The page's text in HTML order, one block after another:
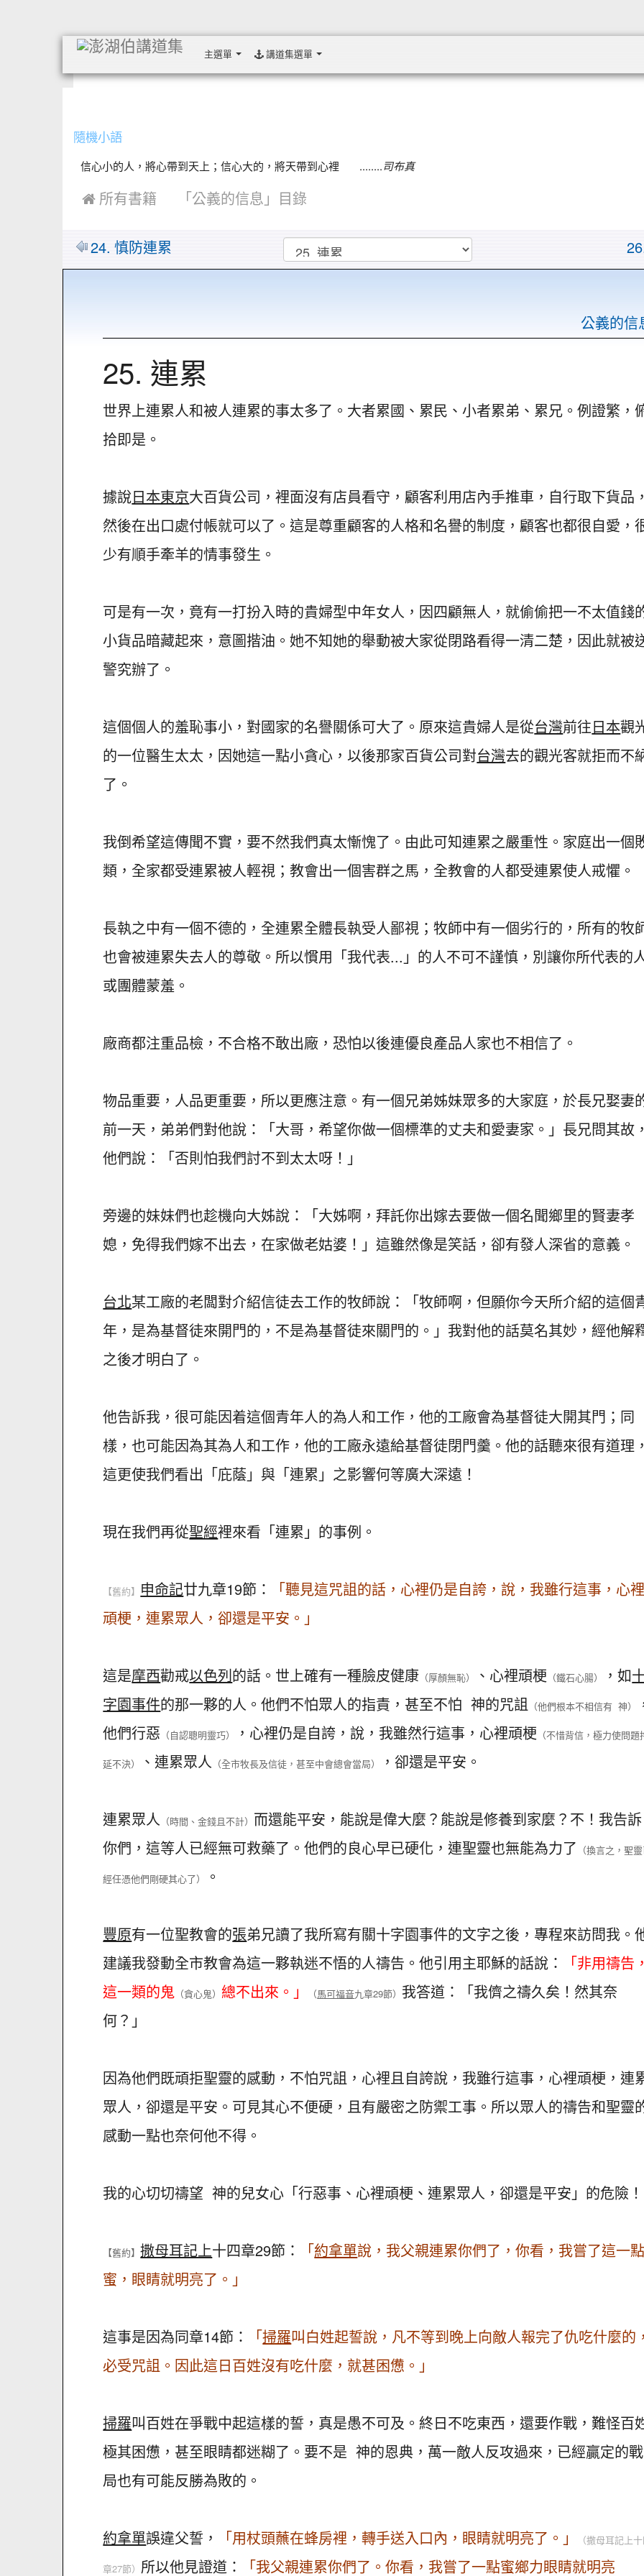
主選單 講道集選單
隨機小語
信心小的人，將心帶到天上；信心大的，將天帶到心裡 ........司布真
 所有書籍 「公義的信息」目錄
24. 慎防連累
公義的信
25. 連累
世界上連累人和被人連累的事太多了。大者累國、累民、小者累弟、累兄。例證繁，
拾即是。
據說日本東京大百貨公司，裡面沒有店員看守，顧客利用店內手推車，自行取下貨品
然後在出口處付帳就可以了。這是尊重顧客的人格和名譽的制度，顧客也都很自愛，
少有順手牽羊的情事發生。
可是有一次，竟有一打扮入時的貴婦型中年女人，因四顧無人，就偷偷把一不太值錢
小貨品暗藏起來，意圖揩油。她不知她的舉動被大家從閉路看得一清二楚，因此就被
警究辦了。
這個個人的羞恥事小，對國家的名譽關係可大了。原來這貴婦人是從台灣前往日本觀
的一位醫生太太，因她這一點小貪心，以後那家百貨公司對台灣去的觀光客就拒而不
了。
我倒希望這傳聞不實，要不然我們真太慚愧了。由此可知連累之嚴重性。家庭出一個
類，全家都受連累被人輕視；教會出一個害群之馬，全教會的人都受連累使人戒懼。
長執之中有一個不德的，全連累全體長執受人鄙視；牧師中有一個劣行的，所有的牧
也會被連累失去人的尊敬。所以慣用「我代表...」的人不可不謹慎，別讓你所代表的
或團體蒙羞。
廠商都注重品檢，不合格不敢出廠，恐怕以後連優良產品人家也不相信了。
物品重要，人品更重要，所以更應注意。有一個兄弟姊妹眾多的大家庭，於長兄娶妻
前一天，弟弟們對他說：「大哥，希望你做一個標準的丈夫和愛妻家。」長兄問其故
他們說：「否則怕我們討不到太太呀！」
旁邊的妹妹們也趁機向大姊說：「大姊啊，拜託你出嫁去要做一個名聞鄉里的賢妻孝
媳，免得我們嫁不出去，在家做老姑婆！」這雖然像是笑話，卻有發人深省的意義。
台北某工廠的老闆對介紹信徒去工作的牧師說：「牧師啊，但願你今天所介紹的這個
年，是為基督徒來開門的，不是為基督徒來關門的。」我對他的話莫名其妙，經他解
之後才明白了。
他告訴我，很可能因着這個青年人的為人和工作，他的工廠會為基督徒大開其門；同
樣，也可能因為其為人和工作，他的工廠永遠給基督徒閉門羹。他的話聽來很有道理
這更使我們看出「庇蔭」與「連累」之影響何等廣大深遠！
現在我們再從聖經裡來看「連累」的事例。
【舊約】 申命記廿九章19節：
「聽見這咒詛的話，心裡仍是自誇，說，我雖行這事，心
頑梗，連累眾人，卻還是平安。」
這是摩西勸戒以色列的話。世上確有一種臉皮健康 （厚顏無恥） 、心裡頑梗 （鐵石心腸） ，如
字園事件的那一夥的人。他們不怕眾人的指責，甚至不怕 神的咒詛 （他們根本不相信有 神）
他們行惡 （自認聰明靈巧） ，心裡仍是自誇，說，我雖然行這事，心裡頑梗 （不惜背信，極力使問題
延不決） 、連累眾人 （全市牧長及信徒，甚至中會總會當局） ，卻還是平安。
連累眾人 （時間、金錢且不計） 而還能平安，能說是偉大麼？能說是修養到家麼？不！我告訴
你們，這等人已經無可救藥了。他們的良心早已硬化，連聖靈也無能為力了 （換言之，聖
經任憑他們剛硬其心了） 。
豐原有一位聖教會的張弟兄讀了我所寫有關十字園事件的文字之後，專程來訪問我。
建議我發動全市教會為這一夥執迷不悟的人禱告。他引用主耶穌的話說：
「非用禱告
這一類的鬼 （貪心鬼）總不出來。」 （馬可福音九章29節） 我答道：「我儕之禱久矣！然其奈
何？」
因為他們既頑拒聖靈的感動，不怕咒詛，心裡且自誇說，我雖行這事，心裡頑梗，連
眾人，卻還是平安。可見其心不便硬，且有嚴密之防禦工事。所以眾人的禱告和聖靈
感動一點也奈何他不得。
我的心切切禱望 神的兒女心「行惡事、心裡頑梗、連累眾人，卻還是平安」的危險！
【舊約】撒母耳記上十四章29節： 「約拿單說，我父親連累你們了，你看，我嘗了這一
蜜，眼睛就明亮了。」
這事是因為同章14節： 「掃羅叫白姓起誓說，凡不等到晚上向敵人報完了仇吃什麼的
必受咒詛。因此這日百姓沒有吃什麼，就甚困憊。」
掃羅叫百姓在爭戰中起這樣的誓，真是愚不可及。終日不吃東西，還要作戰，難怪百
極其困憊，甚至眼睛都迷糊了。要不是 神的恩典，萬一敵人反攻過來，已經贏定的戰
局也有可能反勝為敗的。
約拿單誤違父誓， 「用杖頭蘸在蜂房裡，轉手送入口內，眼睛就明亮了。」 （撒母耳記上
章27節） 所以他見證道： 「我父親連累你們了。你看，我嘗了一點蜜鄉力眼睛就明亮